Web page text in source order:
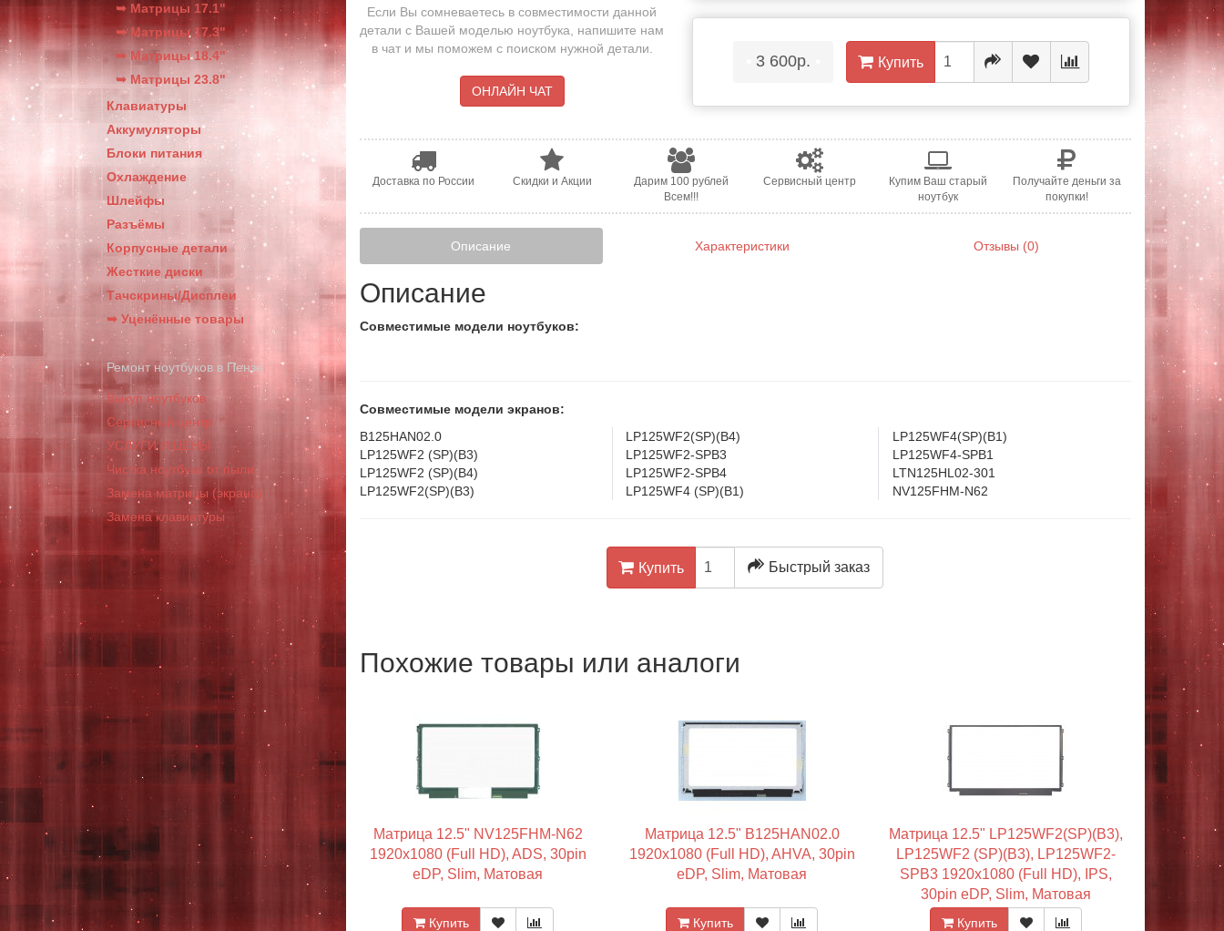
➥ Матрицы 17.1"
➥ Матрицы 17.3"
➥ Матрицы 18.4"
➥ Матрицы 23.8"
Клавиатуры
Аккумуляторы
Блоки питания
Охлаждение
Шлейфы
Разъёмы
Корпусные детали
Жесткие диски
Тачскрины/Дисплеи
➥ Уценённые товары
Ремонт ноутбуков в Пензе
Выкуп ноутбуков
Сервисный центр
УСЛУГИ И ЦЕНЫ
Чистка ноутбука от пыли
Замена матрицы (экрана)
Замена клавиатуры
Если Вы сомневаетесь в совместимости данной
детали с Вашей моделью ноутбука, напишите нам
в чат и мы поможем с поиском нужной детали.
ОНЛАЙН ЧАТ
3 600р. Купить
Доставка по России Скидки и Акции
Дарим 100 рублей
Всем!!!
Сервисный центр
Купим Ваш старый
ноутбук
Получайте деньги за
покупки!
Описание Характеристики Отзывы (0)
Описание
Совместимые модели ноутбуков:
Совместимые модели экранов:
B125HAN02.0
LP125WF2 (SP)(B3)
LP125WF2 (SP)(B4)
LP125WF2(SP)(B3)
LP125WF2(SP)(B4)
LP125WF2-SPB3
LP125WF2-SPB4
LP125WF4 (SP)(B1)
LP125WF4(SP)(B1)
LP125WF4-SPB1
LTN125HL02-301
NV125FHM-N62
Купить Быстрый заказ
Похожие товары или аналоги
Матрица 12.5" NV125FHM-N62
1920x1080 (Full HD), ADS, 30pin
eDP, Slim, Матовая
Купить
Матрица 12.5" B125HAN02.0
1920x1080 (Full HD), AHVA, 30pin
eDP, Slim, Матовая
Купить
Матрица 12.5" LP125WF2(SP)(B3),
LP125WF2 (SP)(B3), LP125WF2-
SPB3 1920x1080 (Full HD), IPS,
30pin eDP, Slim, Матовая
Купить